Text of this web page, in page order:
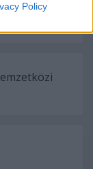
Policy